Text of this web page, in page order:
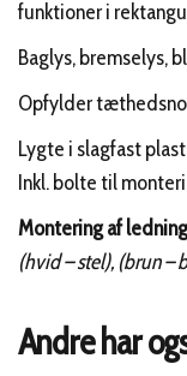
funktioner i
Baglys, bremselys,
Opfylder
Lygte i slagfast plast
Inkl. bolte til
Montering af
(hvid – stel), (brun –
Andre har